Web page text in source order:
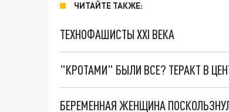
ЧИТАЙТЕ ТАКЖЕ:
ТЕХНОФАШИСТЫ XXI ВЕКА
"КРОТАМИ" БЫЛИ ВСЕ? ТЕРАКТ В
БЕРЕМЕННАЯ ЖЕНЩИНА